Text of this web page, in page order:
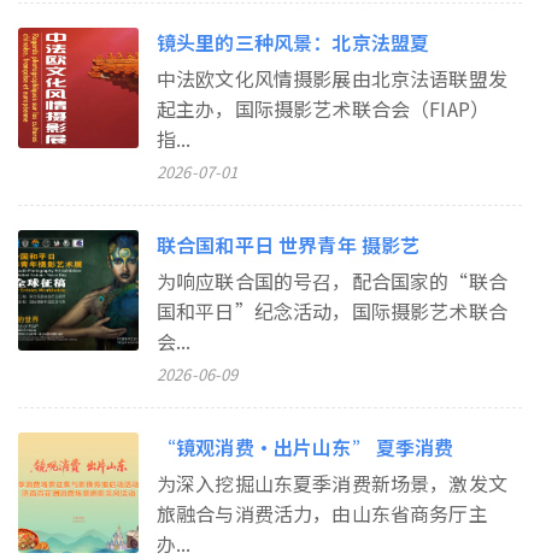
镜头里的三种风景：北京法盟夏
中法欧文化风情摄影展由北京法语联盟发
起主办，国际摄影艺术联合会（FIAP）
指...
2026-07-01
联合国和平日 世界青年 摄影艺
为响应联合国的号召，配合国家的“联合
国和平日”纪念活动，国际摄影艺术联合
会...
2026-06-09
“镜观消费・出片山东” 夏季消费
为深入挖掘山东夏季消费新场景，激发文
旅融合与消费活力，由山东省商务厅主
办...